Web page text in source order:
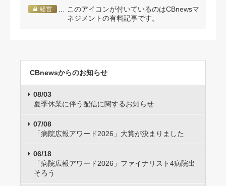
経営
… このアイコンが付いているのはCBnewsマ
ネジメントの有料記事です。
CBnewsからのお知らせ
08/03
夏季休業に伴う配信に関するお知らせ
07/08
「病院広報アワード2026」大賞が決まりました
06/18
「病院広報アワード2026」ファイナリスト4病院出
そろう